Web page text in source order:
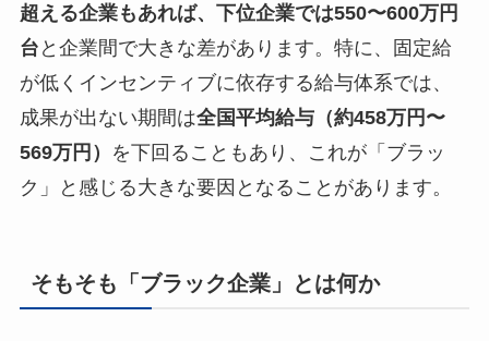
超える企業もあれば、下位企業では550〜600万円
台 と企業間で大きな差があります。特に、固定給
が低くインセンティブに依存する給与体系では、
成果が出ない期間は全国平均給与（約458万円〜
569万円）
を下回ることもあり、これが「ブラッ
ク」と感じる大きな要因となることがあります。
そもそも 「ブラック企業」とは何か